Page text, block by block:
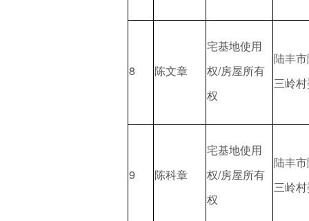
8 陈文章
宅基地使用
权/房屋所有
权
陆丰
三岭
9 陈科章
宅基地使用
权/房屋所有
权
陆丰
三岭